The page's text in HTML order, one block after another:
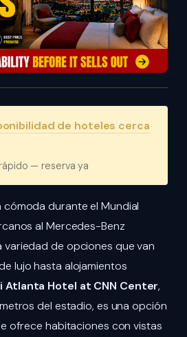
de hoteles cerca
— reserva ya
cómoda durante el Mundial
al Mercedes-Benz
de opciones que van
lujo hasta alojamientos
Atlanta Hotel at CNN Center,
del estadio, es una opción
ofrece habitaciones con vistas